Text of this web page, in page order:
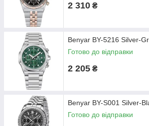
2 310 ₴
Benyar BY-5216 Silver-
Готово до відправки
2 205 ₴
Benyar BY-S001 Silver-
Готово до відправки